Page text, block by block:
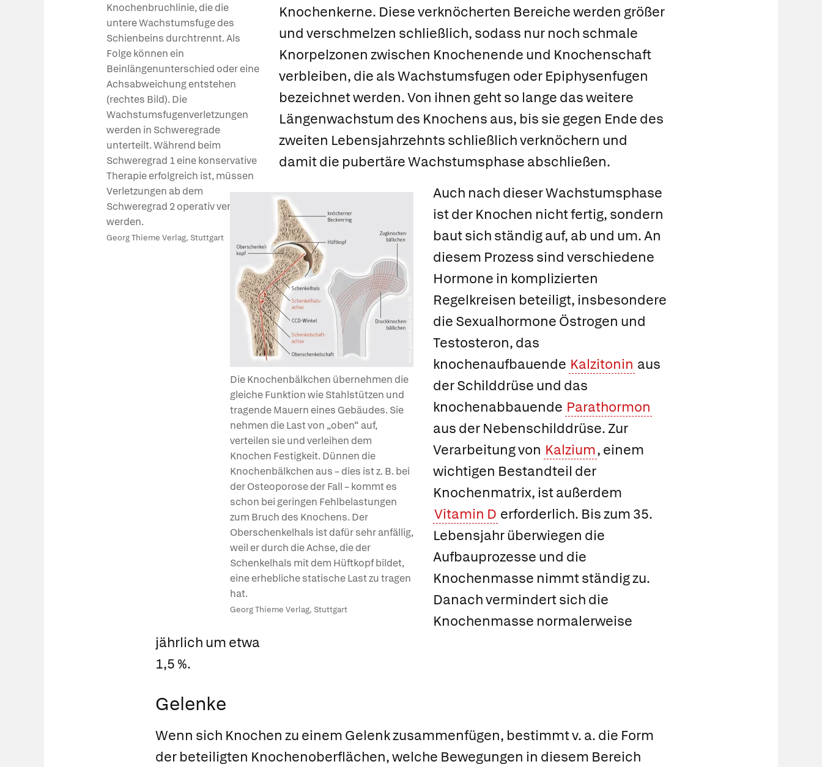
Knochenbruchlinie, die die
untere Wachstumsfuge des
Schienbeins durchtrennt. Als
Folge können ein
Beinlängenunterschied oder eine
Achsabweichung entstehen
(rechtes Bild). Die
Wachstumsfugenverletzungen
werden in Schweregrade
unterteilt. Während beim
Schweregrad 1 eine konservative
Therapie erfolgreich ist, müssen
Verletzungen ab dem
Schweregrad 2 operativ versorgt
werden.
Georg Thieme Verlag, Stuttgart
Knochenkerne. Diese verknöcherten Bereiche werden größer
und verschmelzen schließlich, sodass nur noch schmale
Knorpelzonen zwischen Knochenende und Knochenschaft
verbleiben, die alsWachstumsfugen oder Epiphysenfugen
bezeichnet werden. Von ihnen geht so lange das weitere
Längenwachstum des Knochens aus, bis sie gegen Ende des
zweiten Lebensjahrzehnts schließlich verknöchern und
damit die pubertäre Wachstumsphase abschließen.
Die Knochenbälkchen übernehmen die
gleiche Funktion wie Stahlstützen und
tragende Mauern eines Gebäudes. Sie
nehmen die Last von „oben“ auf,
verteilen sie und verleihen dem
Knochen Festigkeit. Dünnen die
Knochenbälkchen aus – dies ist z. B. bei
der Osteoporose der Fall – kommt es
schon bei geringen Fehlbelastungen
zum Bruch des Knochens. Der
Oberschenkelhals ist dafür sehr anfällig,
weil er durch die Achse, die der
Schenkelhals mit dem Hüftkopf bildet,
eine erhebliche statische Last zu tragen
hat.
Georg Thieme Verlag, Stuttgart
Auch nach dieser Wachstumsphase
ist der Knochen nicht fertig, sondern
baut sich ständig auf, ab und um. An
diesem Prozess sind verschiedene
Hormone in komplizierten
Regelkreisen beteiligt, insbesondere
die Sexualhormone Östrogen und
Testosteron, das
knochenaufbauende Kalzitonin aus
der Schilddrüse und das
knochenabbauende Parathormon
aus der Nebenschilddrüse. Zur
Verarbeitung von Kalzium, einem
wichtigen Bestandteil der
Knochenmatrix, ist außerdem
Vitamin D erforderlich. Bis zum 35.
Lebensjahr überwiegen die
Aufbauprozesse und die
Knochenmasse nimmt ständig zu.
Danach vermindert sich die
Knochenmasse normalerweise
jährlich um etwa
1,5 %.
Gelenke
Wenn sich Knochen zu einem Gelenkzusammenfügen, bestimmt v. a. die Form
der beteiligten Knochenoberflächen, welche Bewegungen in diesem Bereich